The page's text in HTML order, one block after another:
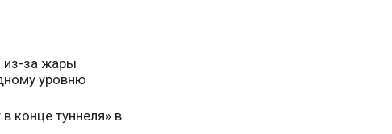
из-за жары
уровню
конце туннеля» в